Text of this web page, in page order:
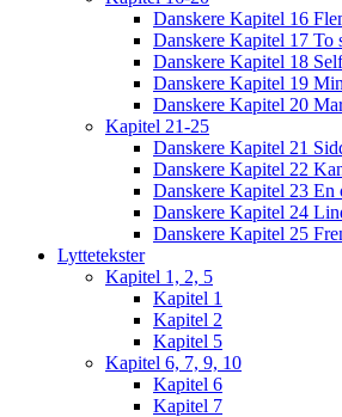
Danskere Kapitel 16
Danskere Kapitel 17 To
Danskere Kapitel 18
Danskere Kapitel 19
Danskere Kapitel 20
Kapitel 21-25
Danskere Kapitel 21
Danskere Kapitel 22
Danskere Kapitel 23 En
Danskere Kapitel 24
Danskere Kapitel 25
Lyttetekster
Kapitel 1, 2, 5
Kapitel 1
Kapitel 2
Kapitel 5
Kapitel 6, 7, 9, 10
Kapitel 6
Kapitel 7